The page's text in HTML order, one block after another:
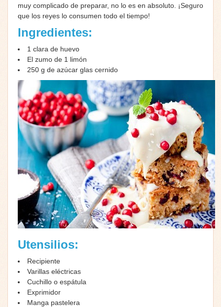
muy complicado de preparar, no lo es en absoluto. ¡Seguro
que los reyes lo consumen todo el tiempo!
Ingredientes:
1 clara de huevo
El zumo de 1 limón
250 g de azúcar glas cernido
Utensilios:
Recipiente
Varillas eléctricas
Cuchillo o espátula
Exprimidor
Manga pastelera